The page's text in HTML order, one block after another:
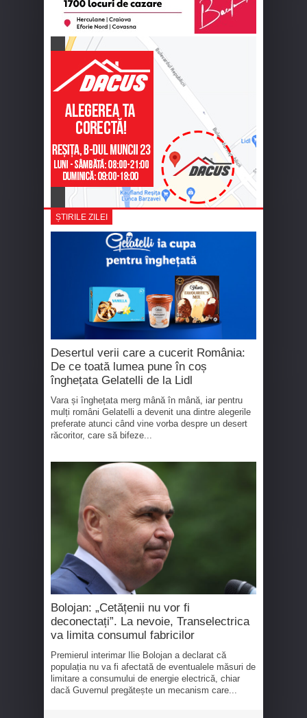
ȘTIRILE ZILEI
Desertul verii care a cucerit România:
De ce toată lumea pune în coș
înghețata Gelatelli de la Lidl
Vara și înghețata merg mână în mână, iar pentru
mulți români Gelatelli a devenit una dintre alegerile
preferate atunci când vine vorba despre un desert
răcoritor, care să bifeze...
Bolojan: „Cetățenii nu vor fi
deconectați”. La nevoie, Transelectrica
va limita consumul fabricilor
Premierul interimar Ilie Bolojan a declarat că
populația nu va fi afectată de eventualele măsuri de
limitare a consumului de energie electrică, chiar
dacă Guvernul pregătește un mecanism care...